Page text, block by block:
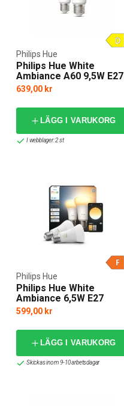
Philips Hue White
Ambiance A60 9,5W E27
1100lm 2-pack
Philips Hue
639,00 kr
LÄGG I VARUKORG
I webblager: 2 st
Philips Hue White
Ambiance 6,5W E27
810lm 2-pack
Philips Hue
599,00 kr
LÄGG I VARUKORG
Skickas inom 9-10 arbetsdagar